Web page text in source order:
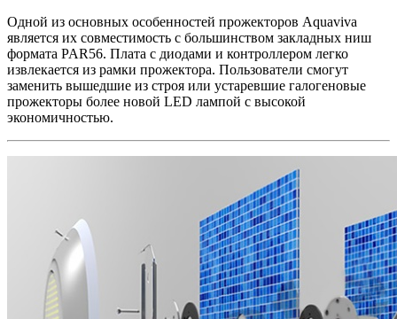
Одной из основных особенностей прожекторов Aquaviva
является их совместимость с большинством закладных ниш
формата PAR56. Плата с диодами и контроллером легко
извлекается из рамки прожектора. Пользователи смогут
заменить вышедшие из строя или устаревшие галогеновые
прожекторы более новой LED лампой с высокой
экономичностью.